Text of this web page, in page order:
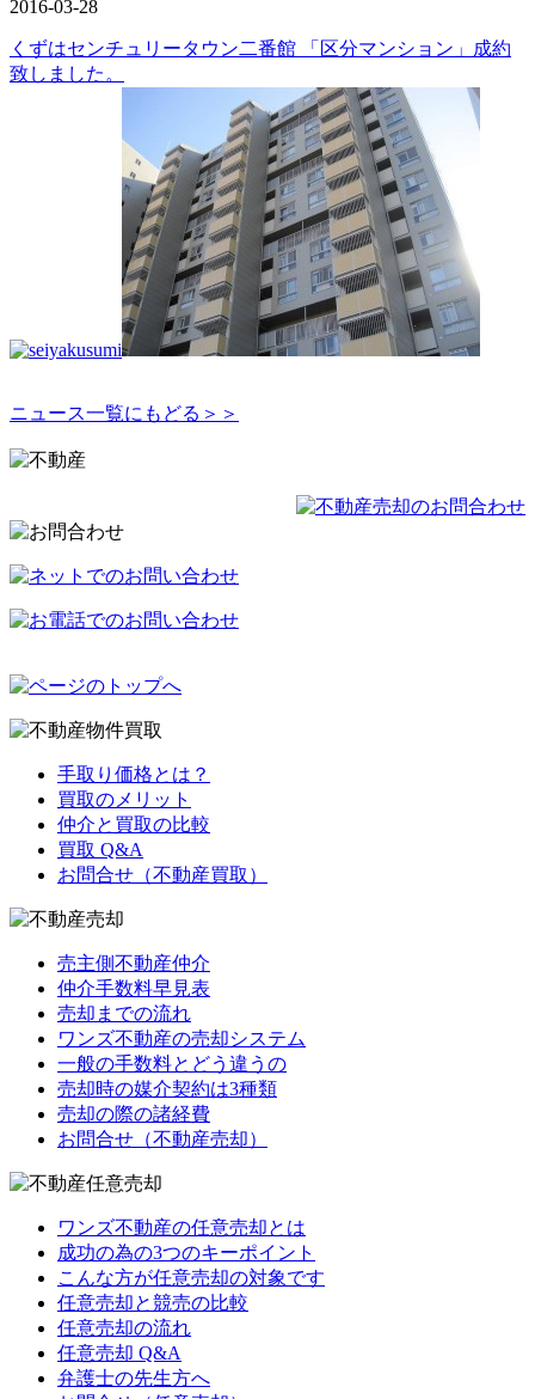
2016-03-28
くずはセンチュリータウン二番館 「区分マンション」成約
致しました。
ニュース一覧にもどる＞＞
手取り価格とは？
買取のメリット
仲介と買取の比較
買取 Q&A
お問合せ（不動産買取）
売主側不動産仲介
仲介手数料早見表
売却までの流れ
ワンズ不動産の売却システム
一般の手数料とどう違うの
売却時の媒介契約は3種類
売却の際の諸経費
お問合せ（不動産売却）
ワンズ不動産の任意売却とは
成功の為の3つのキーポイント
こんな方が任意売却の対象です
任意売却と競売の比較
任意売却の流れ
任意売却 Q&A
弁護士の先生方へ